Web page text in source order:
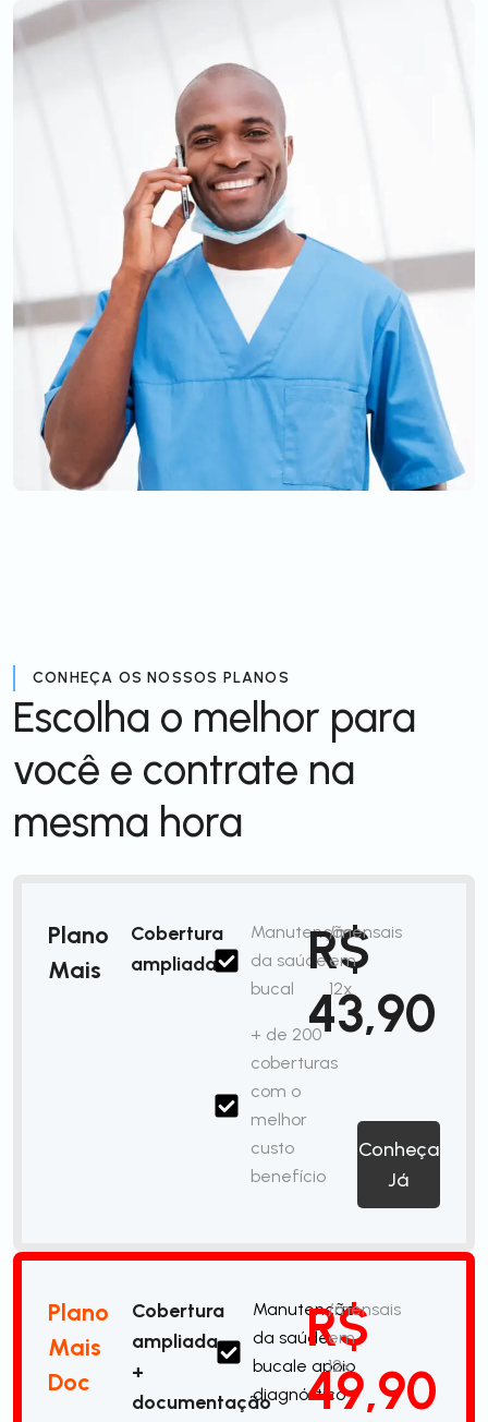
CONHEÇA OS NOSSOS PLANOS
Escolha o melhor para
você e contrate na
mesma hora
Plano
Mais
Cobertura
ampliada
Manutenção
da saúde
bucal
+ de 200
coberturas
com o
melhor
custo
benefício
R$
43,90
/mensais
em
12x
Conheça
Já
Plano
Mais
Doc
Cobertura
ampliada
+
documentação
Manutenção
da saúde
bucale apoio
diagnóstico
R$
49,90
/mensais
em
12x